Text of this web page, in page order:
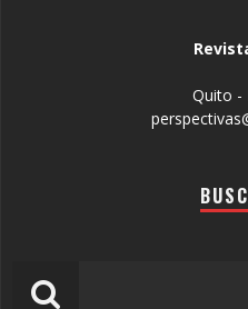
Quito -